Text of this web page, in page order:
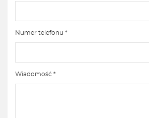
Numer telefonu *
Wiadomość *